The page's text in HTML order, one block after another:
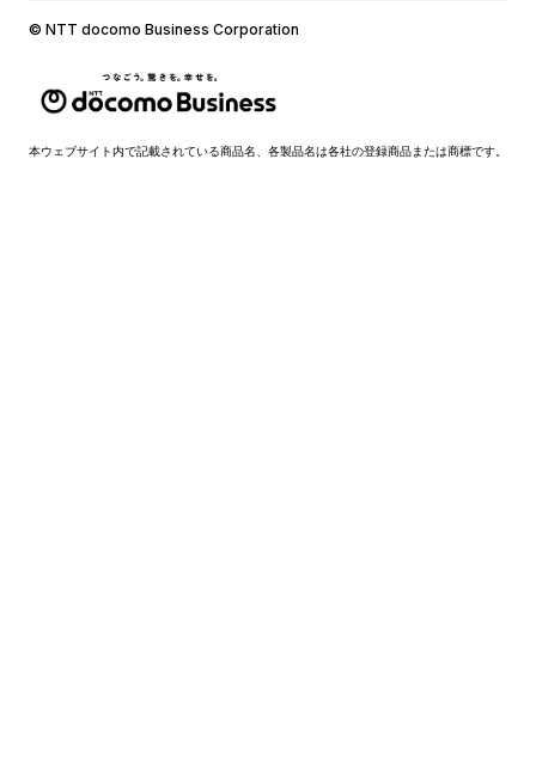
© NTT docomo Business Corporation
本ウェブサイト内で記載されている商品名、各製品名は各社の登録商品または商標です。